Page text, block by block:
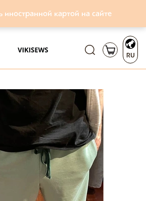
иностранной картой на сайте
RU